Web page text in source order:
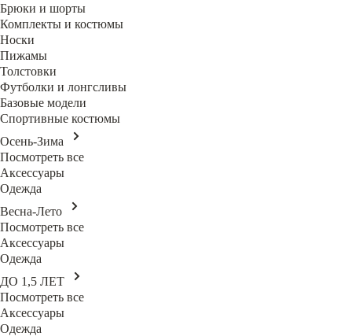
Брюки и шорты
Комплекты и костюмы
Носки
Пижамы
Толстовки
Футболки и лонгсливы
Базовые модели
Спортивные костюмы
Осень-Зима
Посмотреть все
Аксессуары
Одежда
Весна-Лето
Посмотреть все
Аксессуары
Одежда
ДО 1,5 ЛЕТ
Посмотреть все
Аксессуары
Одежда